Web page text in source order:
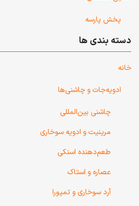
پخش پارسه
دسته بندی ها
خانه
ادویه‌جات و چاشنی‌ها
چاشنی‌ بین‌المللی
مرینیت و ادویه سوخاری
طعم‌دهنده اسنکی
عصاره و استاک
آرد سوخاری و تمپورا